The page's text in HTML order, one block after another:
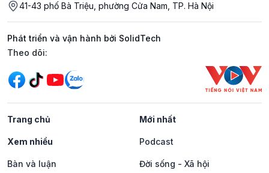
41-43 phố Bà Triệu, phường Cửa Nam, TP. Hà Nội
Phát triển và vận hành bởi SolidTech
Mạng xã hội
Theo dõi:
Trang chủ Mới nhất
Xem nhiều Podcast
Bàn và luận Đời sống - Xã hội